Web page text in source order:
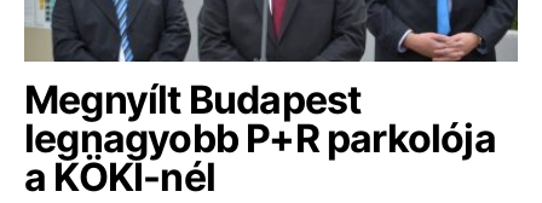
Megnyílt Budapest
legnagyobb P+R parkolója
a KÖKI-nél